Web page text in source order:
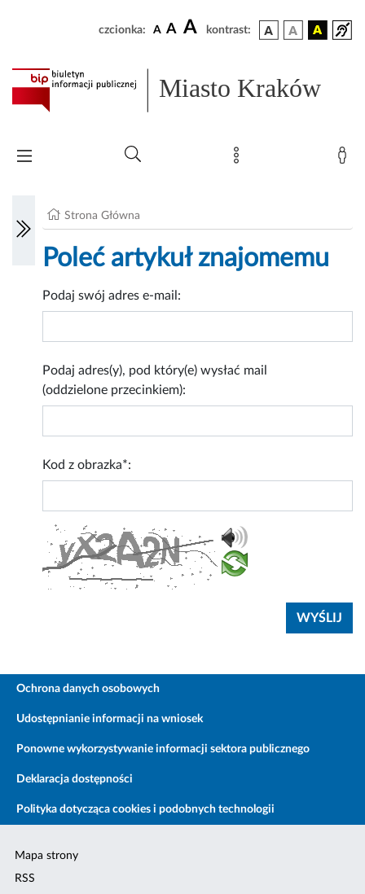
czcionka: A A A kontrast:
Miasto Kraków
Strona Główna
Poleć artykuł znajomemu
Podaj swój adres e-mail:
Podaj adres(y), pod który(e) wysłać mail
(oddzielone przecinkiem):
Kod z obrazka*:
Ochrona danych osobowych
Udostępnianie informacji na wniosek
Ponowne wykorzystywanie informacji sektora publicznego
Deklaracja dostępności
Polityka dotycząca cookies i podobnych technologii
Mapa strony
RSS